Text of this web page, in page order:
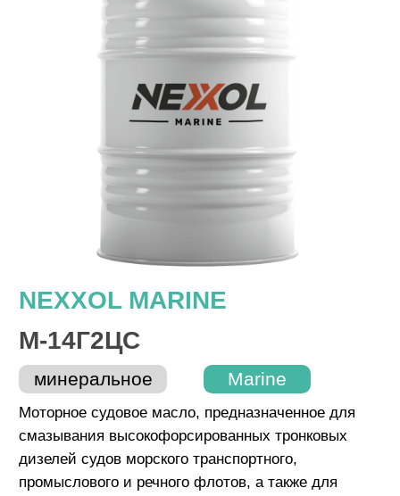
NEXXOL MARINE
минеральное
дизелей судов морского транспортного,
ряда судовых узлов и агрегатов (редукторы,
компрессоры, воздуходувки и др.), для которых
Масло М-16Г2ЦС изготавливают на основе
высокоочищенных минеральных базовых
масел с добавлением уникального пакета
присадок. Обладают высокой степенью
защиты от износа, окисления и отличной
влагостойкостью.
СПЕЦИФИКАЦИИ: